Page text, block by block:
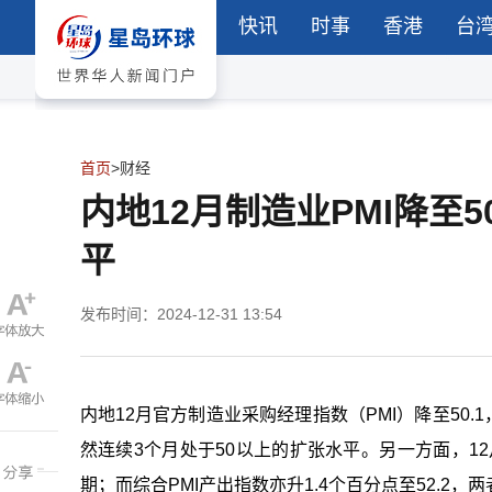
快讯 时事 香港 台
首页>财经
内地12月制造业PMI降至
平
发布时间：2024-12-31 13:54
内地12月官方制造业采购经理指数（PMI）降至
然连续3个月处于50以上的扩张水平。另一方面，
期；而综合PMI产出指数亦升1.4个百分点至52.2，两